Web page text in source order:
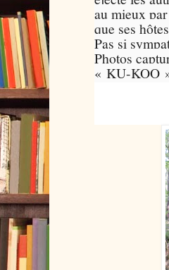
au mieux
que ses
Pas si
Photos
« KU-KOO